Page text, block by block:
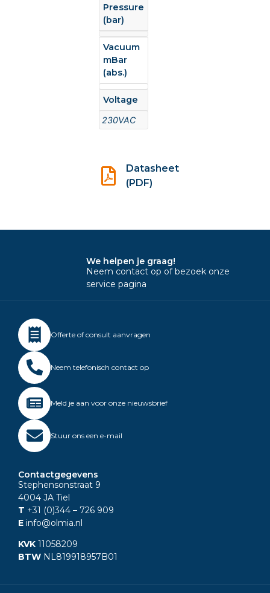
Pressure
(bar)
Vacuum
mBar
(abs.)
Voltage
230VAC
Datasheet
(PDF)
We helpen je graag!
Neem contact op of bezoek onze
service pagina
Offerte of consult aanvragen
Neem telefonisch contact op
Meld je aan voor onze nieuwsbrief
Stuur ons een e-mail
Contactgegevens
Stephensonstraat 9
4004 JA Tiel
T +31 (0)344 – 726 909
E info@olmia.nl
KVK 11058209
BTW NL819918957B01